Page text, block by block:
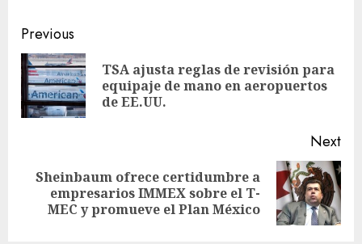
Previous
TSA ajusta reglas de revisión para
equipaje de mano en aeropuertos
de EE.UU.
Next
Sheinbaum ofrece certidumbre a
empresarios IMMEX sobre el T-
MEC y promueve el Plan México